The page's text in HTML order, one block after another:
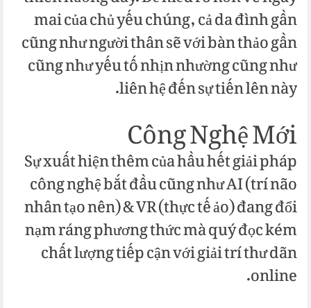
mai của chủ yếu chúng, cả da đình gần
cũng như người thân sẽ với bàn thảo gần
cũng như yếu tố nhịn nhường cũng như
liên hệ đến sự tiến lên này.
Công Nghệ Mới
Sự xuất hiện thêm của hầu hết giải pháp
công nghệ bắt đầu cũng như AI (trí não
nhân tạo nên) & VR (thực tế ảo) đang đổi
nạm ráng phương thức mà quý đọc kém
chất lượng tiếp cận với giải trí thư dãn
online.